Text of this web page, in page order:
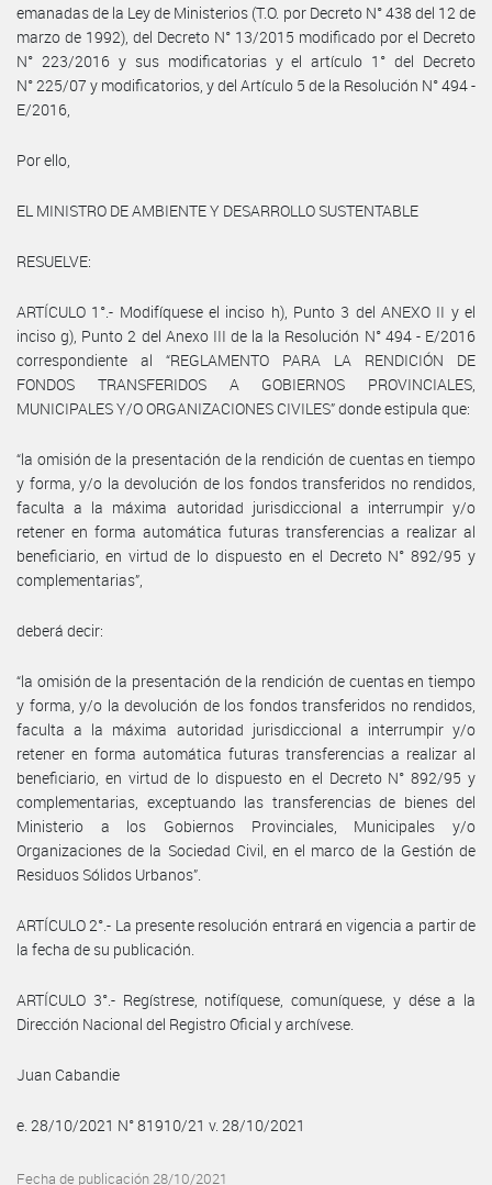
emanadas de la Ley de Ministerios (T.O. por Decreto N° 438 del 12 de
marzo de 1992), del Decreto N° 13/2015 modificado por el Decreto
N° 223/2016 y sus modificatorias y el artículo 1° del Decreto
N° 225/07 y modificatorios, y del Artículo 5 de la Resolución N° 494 -
E/2016,
Por ello,
EL MINISTRO DE AMBIENTE Y DESARROLLO SUSTENTABLE
RESUELVE:
ARTÍCULO 1°.- Modifíquese el inciso h), Punto 3 del ANEXO II y el
inciso g), Punto 2 del Anexo III de la la Resolución N° 494 - E/2016
correspondiente al “REGLAMENTO PARA LA RENDICIÓN DE
FONDOS TRANSFERIDOS A GOBIERNOS PROVINCIALES,
MUNICIPALES Y/O ORGANIZACIONES CIVILES” donde estipula que:
“la omisión de la presentación de la rendición de cuentas en tiempo
y forma, y/o la devolución de los fondos transferidos no rendidos,
faculta a la máxima autoridad jurisdiccional a interrumpir y/o
retener en forma automática futuras transferencias a realizar al
beneficiario, en virtud de lo dispuesto en el Decreto N° 892/95 y
complementarias”,
deberá decir:
“la omisión de la presentación de la rendición de cuentas en tiempo
y forma, y/o la devolución de los fondos transferidos no rendidos,
faculta a la máxima autoridad jurisdiccional a interrumpir y/o
retener en forma automática futuras transferencias a realizar al
beneficiario, en virtud de lo dispuesto en el Decreto N° 892/95 y
complementarias, exceptuando las transferencias de bienes del
Ministerio a los Gobiernos Provinciales, Municipales y/o
Organizaciones de la Sociedad Civil, en el marco de la Gestión de
Residuos Sólidos Urbanos”.
ARTÍCULO 2°.- La presente resolución entrará en vigencia a partir de
la fecha de su publicación.
ARTÍCULO 3°.- Regístrese, notifíquese, comuníquese, y dése a la
Dirección Nacional del Registro Oficial y archívese.
Juan Cabandie
e. 28/10/2021 N° 81910/21 v. 28/10/2021
Fecha de publicación 28/10/2021